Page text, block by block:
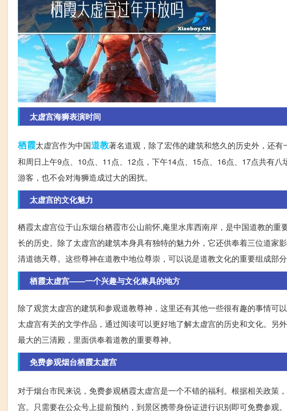
太虚宫海狮表演时间
栖霞太虚宫作为中国道教著名道观，除了宏伟的建筑和悠久的历史外，还
和周日上午9点、10点、11点、12点，下午14点、15点、16点、17点共有
游客，也不会对海狮造成过大的困扰。
太虚宫的文化魅力
栖霞太虚宫位于山东烟台栖霞市公山前怀,庵里水库西南岸，是中国道教的
长的历史。除了太虚宫的建筑本身具有独特的魅力外，它还供奉着三位道
清道德天尊。这些尊神在道教中地位尊崇，可以说是道教文化的重要组成部分
栖霞太虚宫——一个兴趣与文化兼具的地方
除了观赏太虚宫的建筑和参观道教尊神，这里还有其他一些很有趣的事情可
太虚宫有关的文学作品，通过阅读可以更好地了解太虚宫的历史和文化。另
最大的三清殿，里面供奉着道教的重要尊神。
免费参观烟台栖霞太虚宫
对于烟台市民来说，免费参观栖霞太虚宫是一个不错的福利。根据相关政策
宫。只需要在公众号上提前预约，到景区携带身份证进行识别即可免费参观